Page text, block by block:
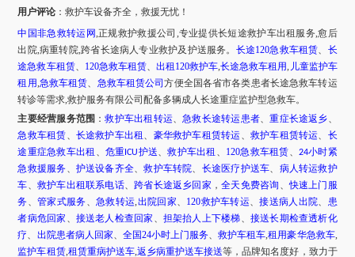
用户评论 ：救护车设备齐全，救援无忧！
中国非急救转运网,正规救护救援公司,专业提供长短途救护车出租服务,愈后
出院,病重转院,跨省长途病人专业救护及护送服务。 长途120急救车租赁、 长
途急救车租赁、 120急救车租赁、 出租 120救护车,长途急救车租用, 儿童监护车
租用,急救车租赁、 急救车租赁公司方便全国各省市各类患者长途急救车转运
转诊等需求,救护服务有限公司配备多辆成人长途重症监护型急救车。
主要经营服务范围 ：救护车出租转运、急救长途转运患者、重症长途返乡、
急救车租赁、 长途救护车出租 、 豪华救护车租赁转运、 救护车租赁转运、 长
途重症急救车出租 、 危重 ICU护送、救护车出租 、 120急救车租赁、 24小时紧
急救援服务、 护送设备齐全、救护车转院、 长途医疗护送车、 病人转运救护
车、 救护车出租联系电话、跨省长途返乡回家 ，全天免费咨询 、快速上门服
务、管家式服务、 急救转运,出院回家、 120救护车转运、接送病人出院、 患
者病危回家 、 接送老人检查回家 、 担架抬人上下楼梯、 接送长期检查透析化
疗、 出院患者病人回家、 全国24小时上门服务、救护车租车,租用豪华急救车,
监护车租赁,租赁重病护送车,返乡病重护送车接送等，品牌知名度好，致力于